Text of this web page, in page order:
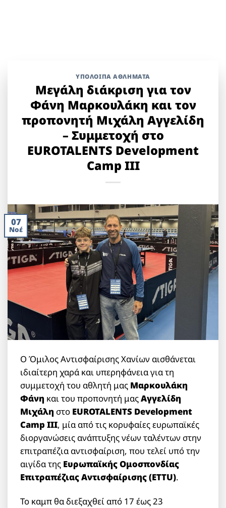
ΥΠΌΛΟΙΠΑ ΑΘΛΉΜΑΤΑ
Μεγάλη διάκριση για τον
Φάνη Μαρκουλάκη και τον
προπονητή Μιχάλη Αγγελίδη
– Συμμετοχή στο
EUROTALENTS Development
Camp III
07
Νοέ
Ο Όμιλος Αντισφαίρισης Χανίων αισθάνεται
ιδιαίτερη χαρά και υπερηφάνεια για τη
συμμετοχή του αθλητή μας Μαρκουλάκη
Φάνη και του προπονητή μαςΑγγελίδη
Μιχάλη στο EUROTALENTS Development
Camp III, μία από τις κορυφαίες ευρωπαϊκές
διοργανώσεις ανάπτυξης νέων ταλέντων στην
επιτραπέζια αντισφαίριση, που τελεί υπό την
αιγίδα της Ευρωπαϊκής Ομοσπονδίας
Επιτραπέζιας Αντισφαίρισης (ETTU).
Το καμπ θα διεξαχθεί από 17 έως 23